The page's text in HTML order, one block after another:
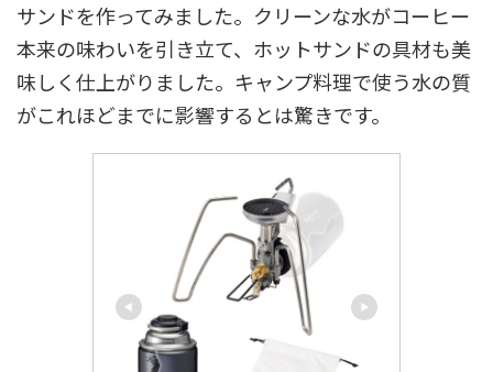
サンドを作ってみました。クリーンな水がコーヒー
本来の味わいを引き立て、ホットサンドの具材も美
味しく仕上がりました。キャンプ料理で使う水の質
がこれほどまでに影響するとは驚きです。